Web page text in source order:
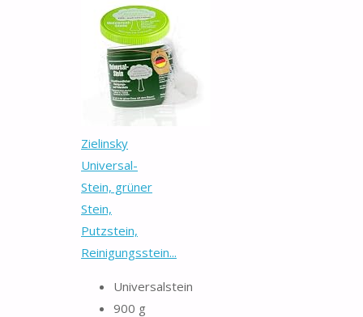
Zielinsky
Universal-
Stein, grüner
Stein,
Putzstein,
Reinigungsstein...
Universalstein
900 g